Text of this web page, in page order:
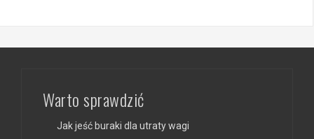
Warto sprawdzić
Jak jeść buraki dla utraty wagi